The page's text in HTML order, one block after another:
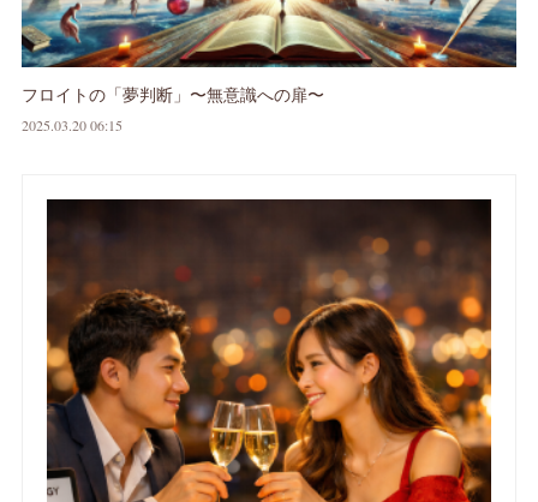
フロイトの「夢判断」〜無意識への扉〜
2025.03.20 06:15